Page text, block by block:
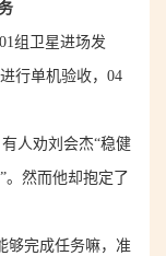
组卫星进场发
行单机验收，04
人劝刘会杰“稳健
。然而他却抱定了
够完成任务嘛，准